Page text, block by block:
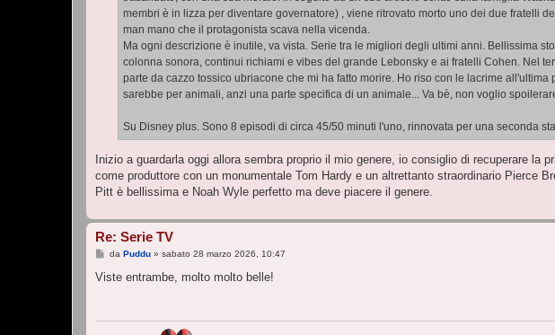
membri è in lizza per diventare governatore) , viene ritrovato morto uno dei due fratelli
man mano che il protagonista scava nella vicenda.
Ma ogni descrizione è inutile, va vista. Serie tra le migliori degli ultimi anni. Bellissima
colonna sonora, continui richiami e vibes del grande Lebonsky e ai fratelli Cohen. Nel
parte da cazzo tossico ubriacone che mi ha fatto morire. Ho riso con le lacrime
sarebbe per animali, anzi una parte specifica di un animale... Va bè, non voglio
Su Disney plus. Sono 8 episodi di circa 45/50 minuti l'uno, rinnovata per una seconda
Inizio a guardarla oggi allora sembra proprio il mio genere, io consiglio di recuperare
come produttore con un monumentale Tom Hardy e un altrettanto straordinario Pierce
Pitt è bellissima e Noah Wyle perfetto ma deve piacere il genere.
Re: Serie TV
M
s
da Puddu» sabato 28 marzo 2026, 10:47
Viste entrambe, molto molto belle!